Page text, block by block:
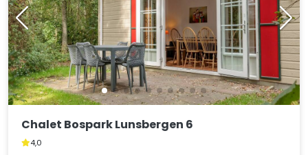
Chalet Bospark Lunsbergen 6
4,0